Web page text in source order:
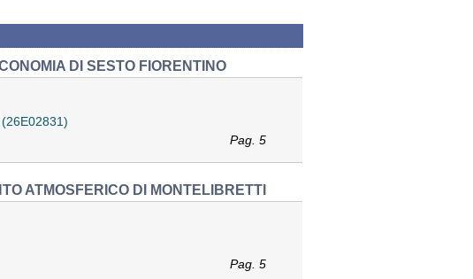
DI SESTO FIORENTINO
Pag. 5
ATMOSFERICO DI MONTELIBRETTI
Pag. 5